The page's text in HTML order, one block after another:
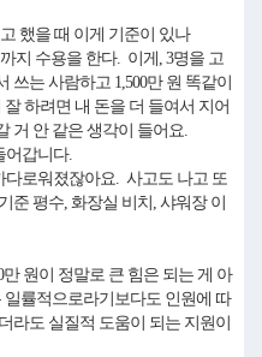
했을 때 이게 기준이 있나
지 수용을 한다. 이게, 3명을 고
는 사람하고 1,500만 원 똑같이
하려면 내 돈을 더 들여서 지어
거 안 같은 생각이 들어요.
어갑니다.
다로워졌잖아요. 사고도 나고 또
준 평수, 화장실 비치, 샤워장 이
만 원이 정말로 큰 힘은 되는 게 아
률적으로라기보다도 인원에 따
라도 실질적 도움이 되는 지원이